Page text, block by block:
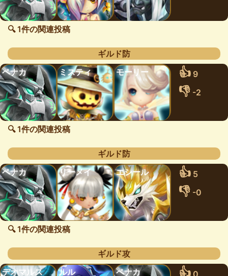
🔍 1件の関連投稿
ギルド防
ペナカ
ミスティ モーリー 👍 9
👎 -2
🔍 1件の関連投稿
ギルド防
ペナカ
リーメイ エシール 👍 5
👎 -0
🔍 1件の関連投稿
ギルド攻
デオマルス
ルル ペナカ 👍 0